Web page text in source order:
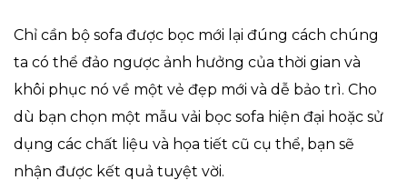
Chỉ cần bộ sofa được bọc mới lại đúng cách chúng
ta có thể đảo ngược ảnh hưởng của thời gian và
khôi phục nó về một vẻ đẹp mới và dễ bảo trì. Cho
dù bạn chọn một mẫu vải bọc sofa hiện đại hoặc sử
dụng các chất liệu và họa tiết cũ cụ thể, bạn sẽ
nhận được kết quả tuyệt vời.